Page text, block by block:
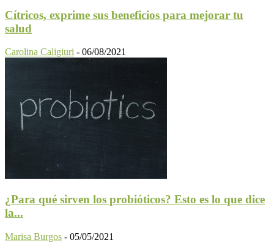
Cítricos, exprime sus beneficios para mejorar tu
salud
Carolina Caligiuri - 06/08/2021
¿Para qué sirven los probióticos? Esto es lo que dice
la...
Marisa Burgos - 05/05/2021